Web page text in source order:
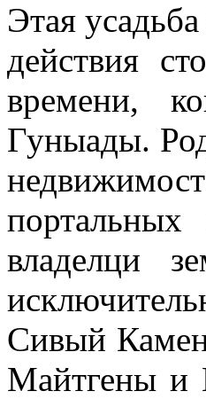
Этая
действия
времени,
Гуныады.
владелци
Сивый
Майтгены и